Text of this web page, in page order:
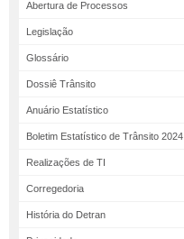
Abertura de Processos
Legislação
Glossário
Dossiê Trânsito
Anuário Estatístico
Boletim Estatístico de Trânsito 2024
Realizações de TI
Corregedoria
História do Detran